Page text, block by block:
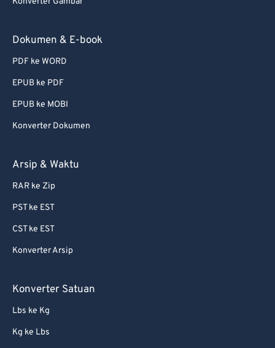
Dokumen & E-book
PDF ke WORD
EPUB ke PDF
EPUB ke MOBI
Konverter Dokumen
Arsip & Waktu
RAR ke Zip
PST ke EST
CST ke EST
Konverter Arsip
Konverter Satuan
Lbs ke Kg
Kg ke Lbs